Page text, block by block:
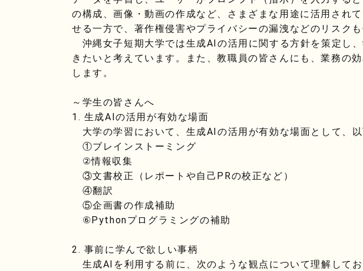
の構成、画像・動画の作成など、さまざまな用途に活用され
せる一方で、著作権侵害やプライバシーの漏洩などのリスクも
沖縄女子短期大学では生成AIの活用に関する方針を策定し
きたいと考えています。また、教職員の皆さんにも、業務の
します。
～学生の皆さんへ
1. 生成AIの活用が有効な場面
大学の学習において、生成AIの活用が有効な場面として、以
①ブレインストーミング
②情報収集
③文書校正（レポートや自己PRの校正など）
④翻訳
⑤企画書の作成補助
⑥Pythonプログラミングの補助
2. 事前に学んで欲しい事柄
生成AIを利用する前に、次のような観点について理解してお